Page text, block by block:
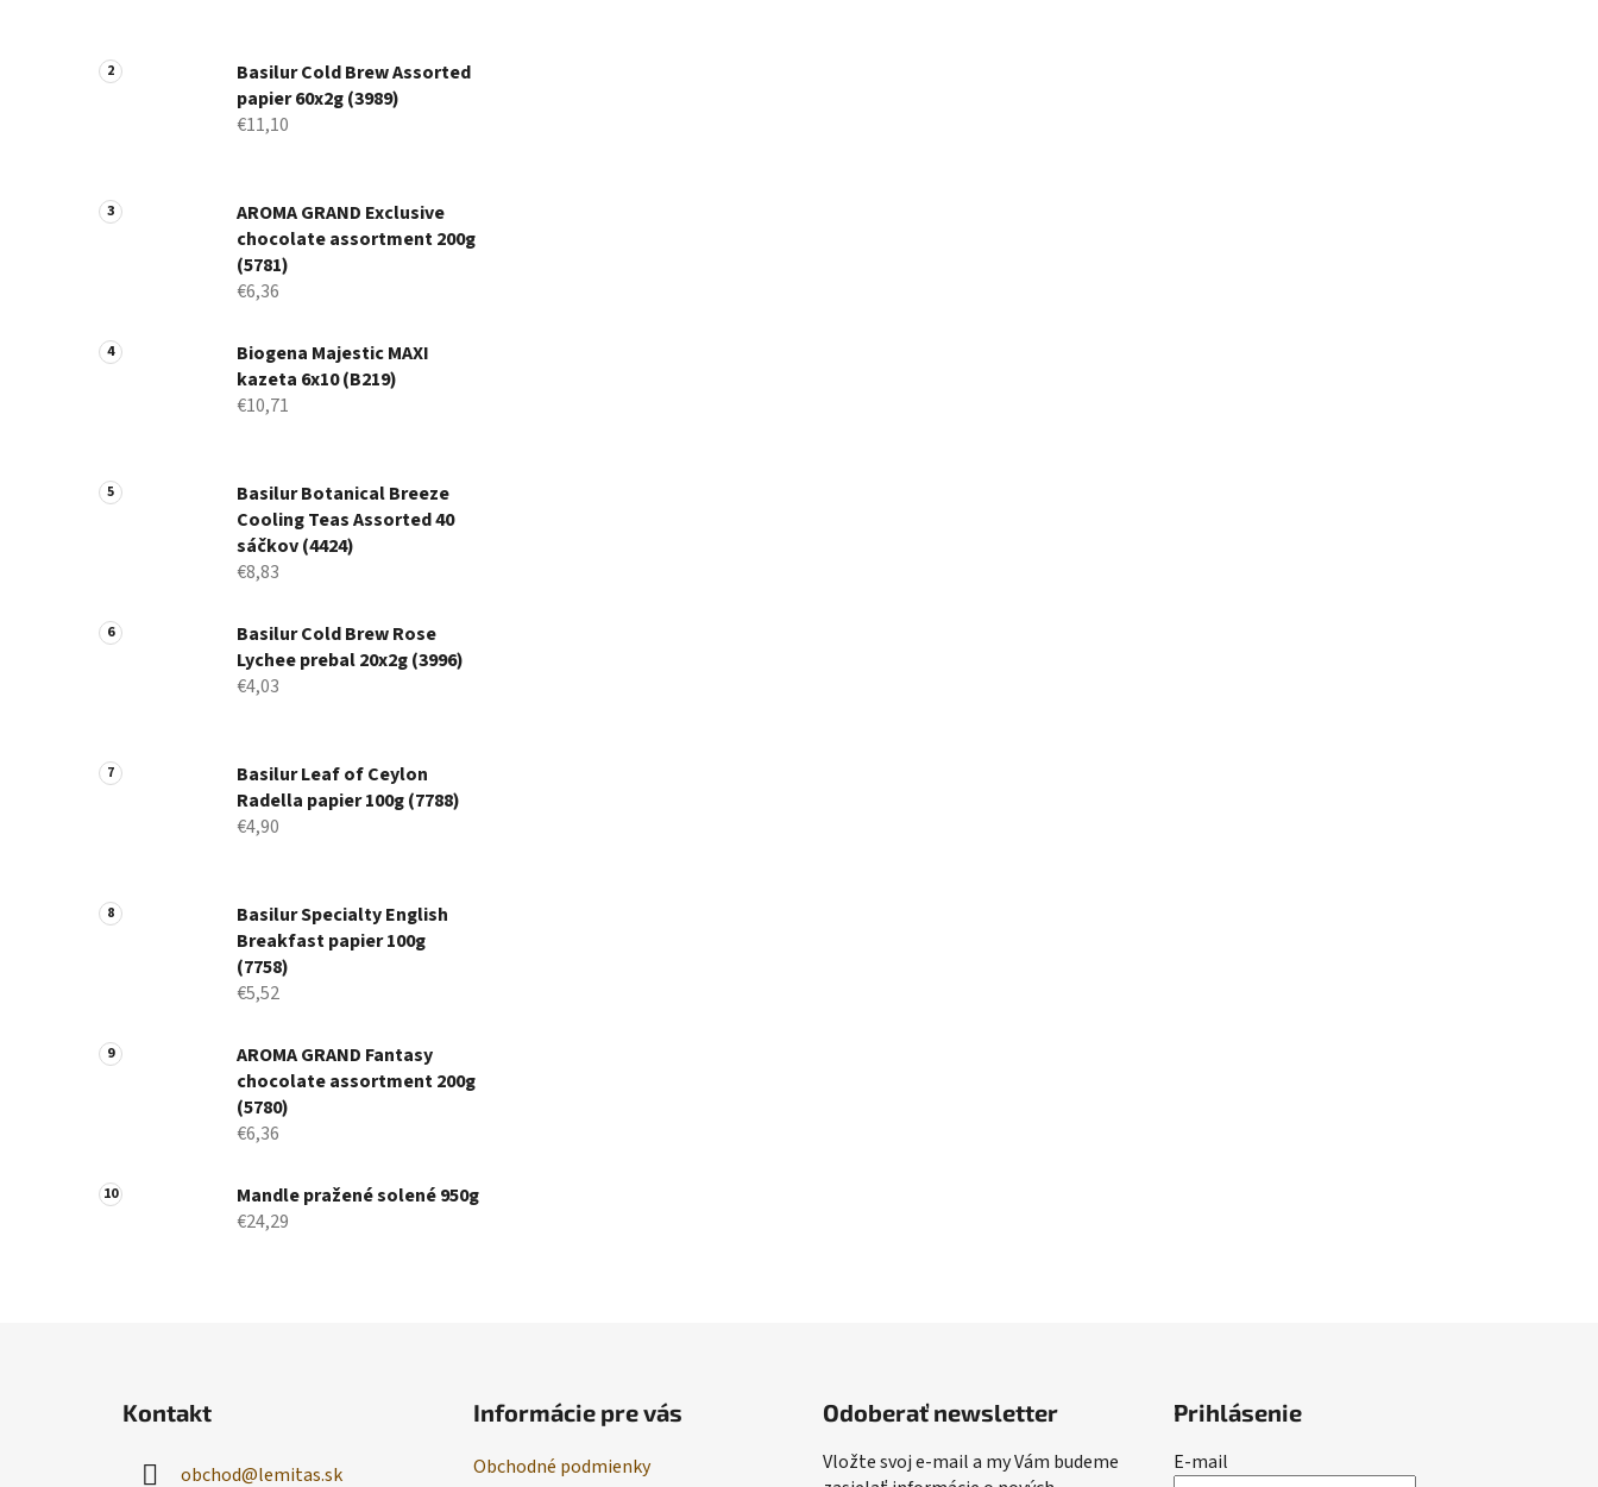
Basilur Cold Brew Assorted
papier 60x2g (3989)
€11,10
AROMA GRAND Exclusive
chocolate assortment 200g
(5781)
€6,36
Biogena Majestic MAXI
kazeta 6x10 (B219)
€10,71
Basilur Botanical Breeze
Cooling Teas Assorted 40
sáčkov (4424)
€8,83
Basilur Cold Brew Rose
Lychee prebal 20x2g (3996)
€4,03
Basilur Leaf of Ceylon
Radella papier 100g (7788)
€4,90
Basilur Specialty English
Breakfast papier 100g
(7758)
€5,52
AROMA GRAND Fantasy
chocolate assortment 200g
(5780)
€6,36
Mandle pražené solené 950g
€24,29
Kontakt
obchod@lemitas.sk
Informácie pre vás
Obchodné podmienky
Odoberať newsletter
Vložte svoj e-mail a my Vám budeme
Prihlásenie
E-mail